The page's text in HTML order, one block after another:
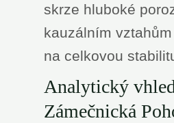
skrze hluboké
kauzálním
na celkovou
Analytický
Zámečnická